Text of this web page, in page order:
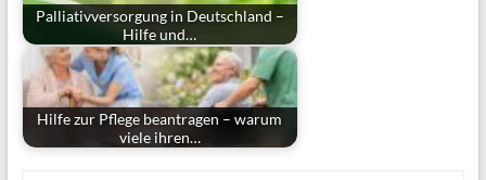
Palliativversorgung in Deutschland –
Hilfe und…
Hilfe zur Pflege beantragen – warum
viele ihren…